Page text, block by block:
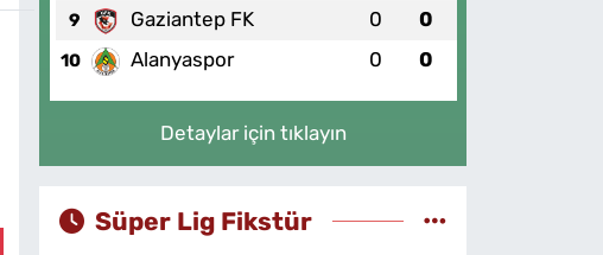
9 Gaziantep FK 0 0
10 Alanyaspor 0 0
Detaylar için tıklayın
Süper Lig Fikstür